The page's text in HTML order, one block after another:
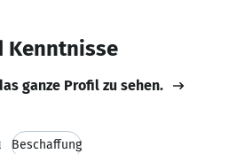
Kenntnisse
ganze Profil zu sehen.
Beschaffung